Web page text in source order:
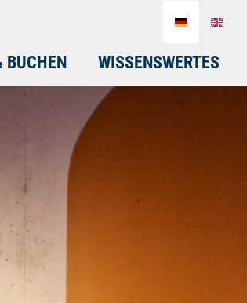
BUCHEN WISSENSWERTES